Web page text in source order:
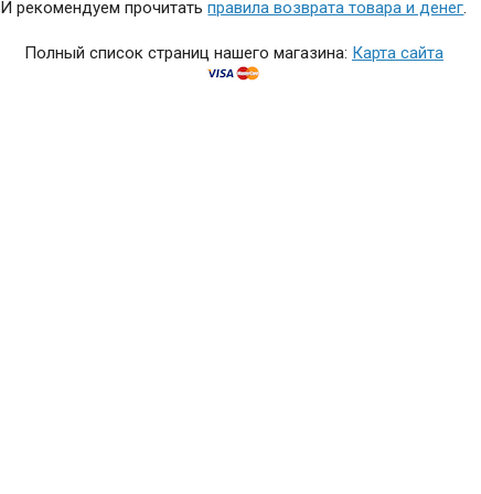
И рекомендуем прочитатьправила возврата товара и денег
Полный список страниц нашего магазина: Карта сайта